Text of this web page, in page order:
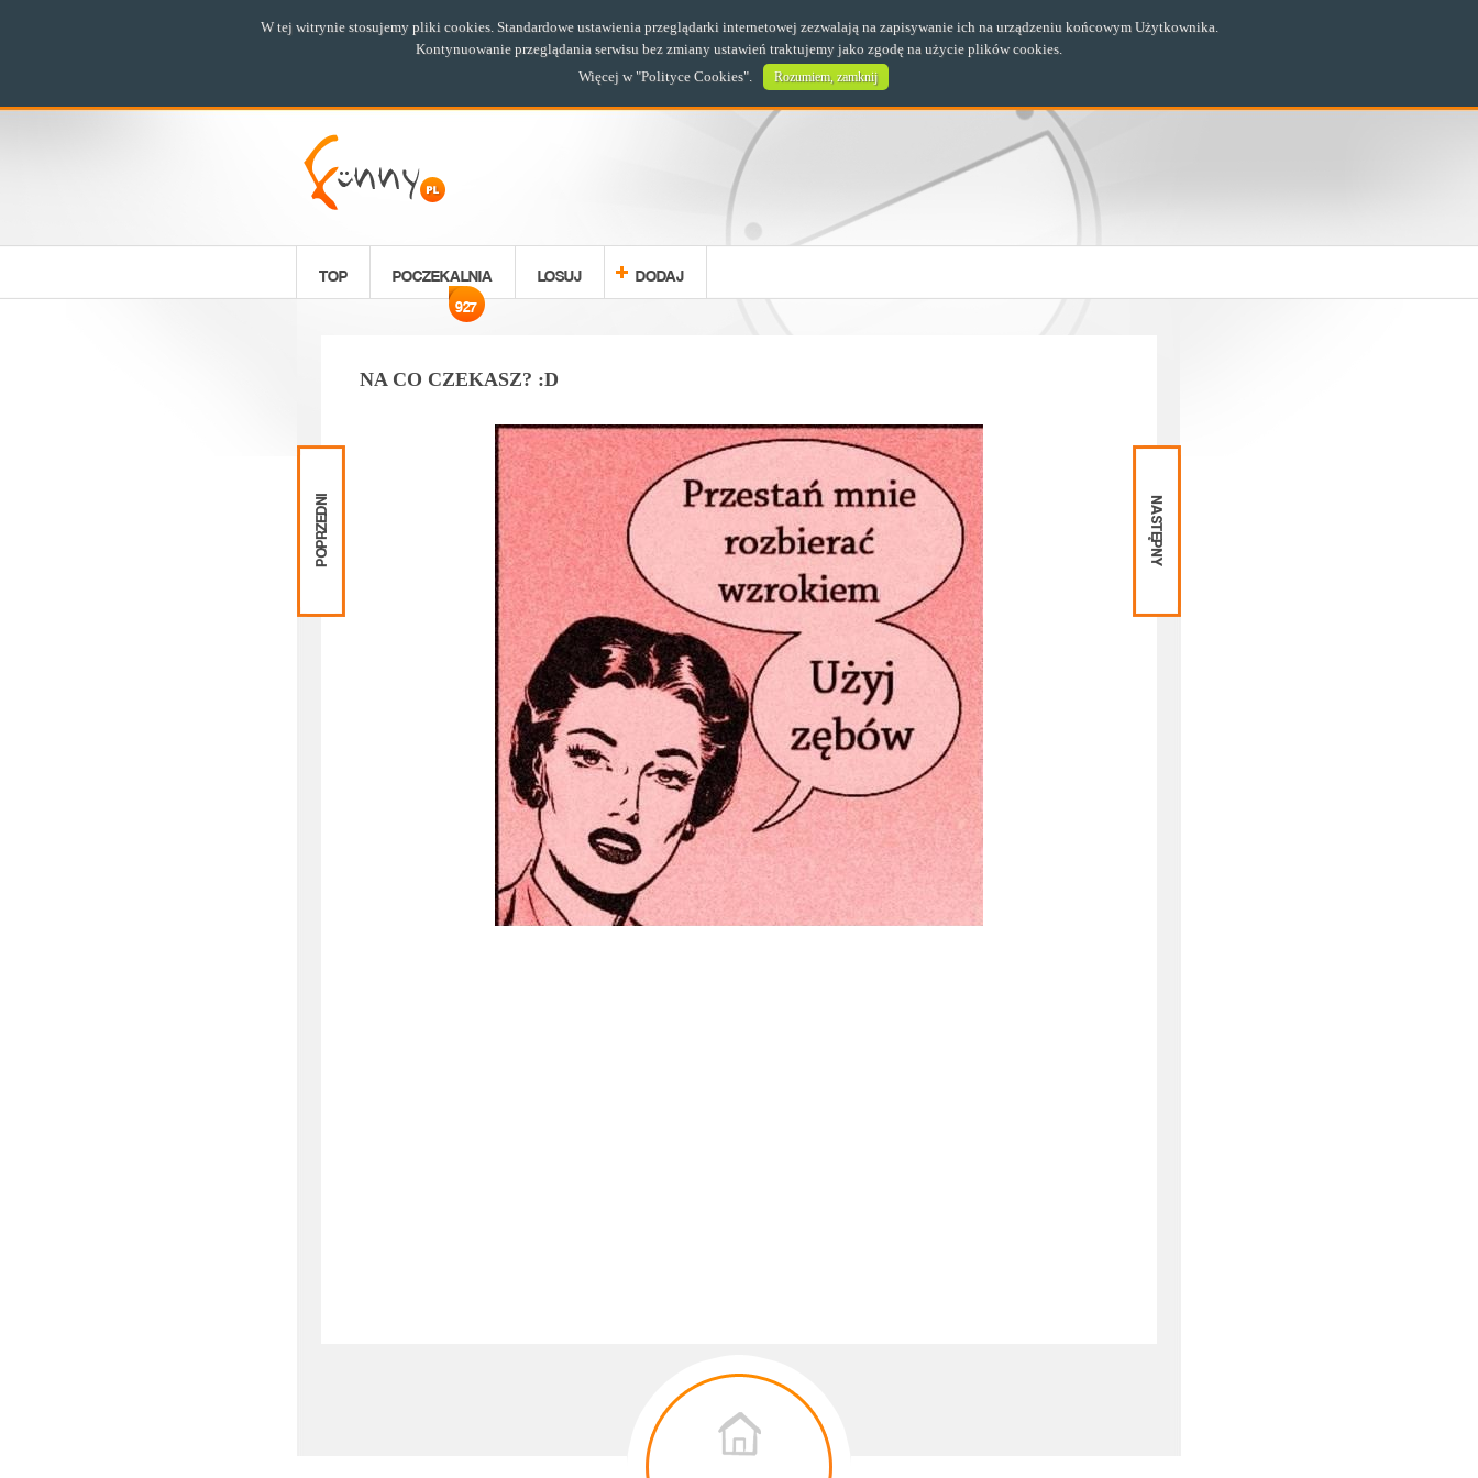
TOP POCZEKALNIA
927
LOSUJ DODAJ
NA CO CZEKASZ? :D
Poprzedni
Następny
W tej witrynie stosujemy pliki cookies. Standardowe ustawienia przeglądarki internetowej zezwalają na zapisywanie ich na urządzeniu końcowym Użytkownika.
Kontynuowanie przeglądania serwisu bez zmiany ustawień traktujemy jako zgodę na użycie plików cookies.
Więcej w "Polityce Cookies". Rozumiem, zamknij